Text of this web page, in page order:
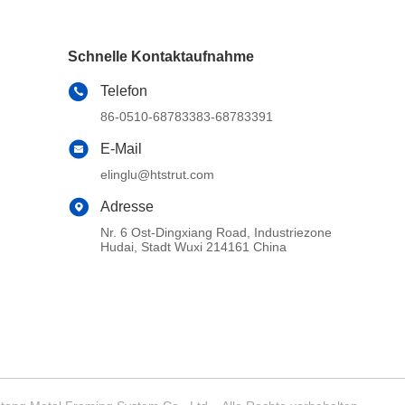
Schnelle Kontaktaufnahme
Telefon
86-0510-68783383-68783391
E-Mail
elinglu@htstrut.com
Adresse
Nr. 6 Ost-Dingxiang Road, Industriezone
Hudai, Stadt Wuxi 214161 China